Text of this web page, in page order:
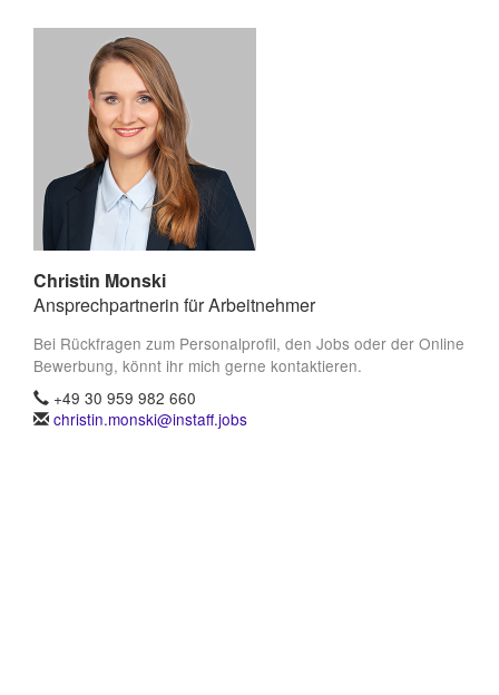
Christin Monski
Ansprechpartnerin für Arbeitnehmer
Bei Rückfragen zum Personalprofil, den Jobs oder der Online
Bewerbung, könnt ihr mich gerne kontaktieren.
+49 30 959 982 660
christin.monski@instaff.jobs